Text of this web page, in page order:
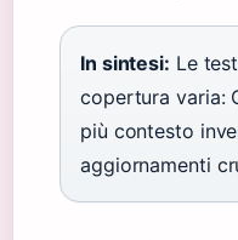
In sintesi: Le
copertura varia:
più contesto
aggiornamenti